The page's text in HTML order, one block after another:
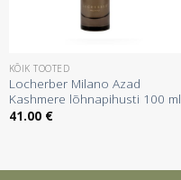
KÕIK TOOTED
Locherber Milano Azad
Kashmere lõhnapihusti 100 ml
41.00 €